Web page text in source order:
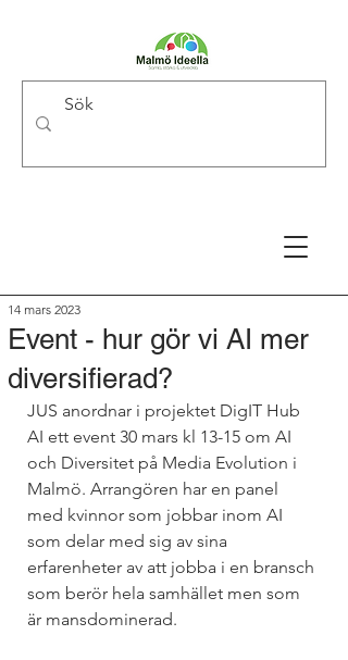
Event - hur gör vi AI mer
diversifierad?
14 mars 2023
JUS anordnar i projektet DigIT Hub
AI ett event 30 mars kl 13-15 om AI
och Diversitet på Media Evolution i
Malmö. Arrangören har en panel
med kvinnor som jobbar inom AI
som delar med sig av sina
erfarenheter av att jobba i en bransch
som berör hela samhället men som
är mansdominerad.